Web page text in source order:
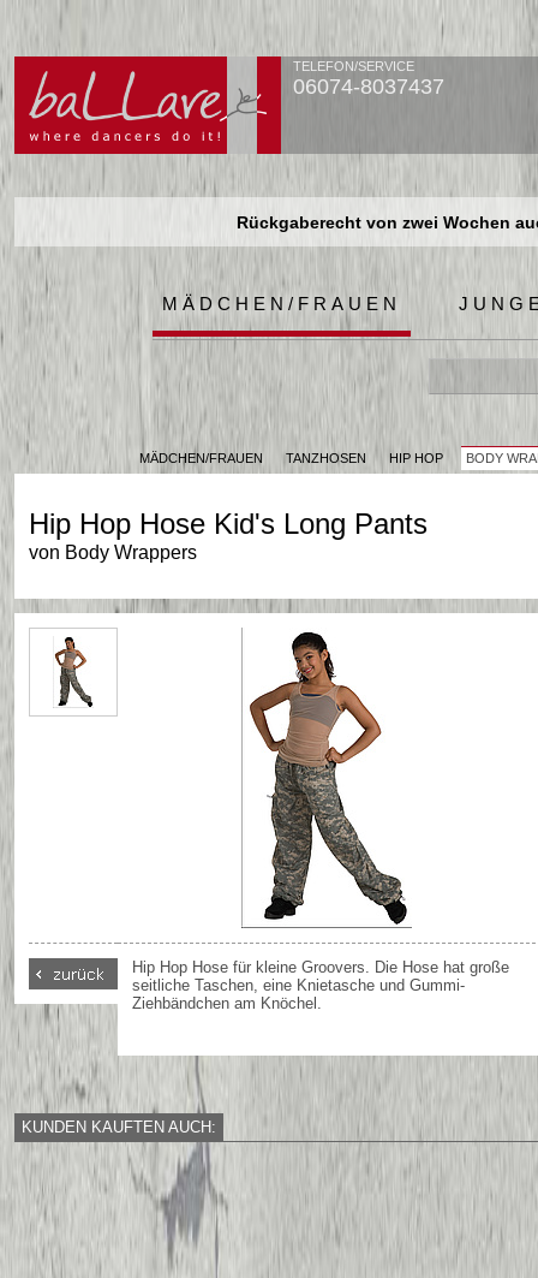
TELEFON/SERVICE
06074-8037437
Rückgaberecht von zwei Wochen
Rückgaberecht von zwei Wochen
MÄDCHEN/FRAUEN
MÄDCHEN/FRAUEN TANZHOSEN HIP HOP BODY
Hip Hop Hose Kid's Long Pants
von Body Wrappers
Hip Hop Hose für kleine Groovers. Die Hose hat große
seitliche Taschen, eine Knietasche und Gummi-
Ziehbändchen am Knöchel.
KUNDEN KAUFTEN AUCH: